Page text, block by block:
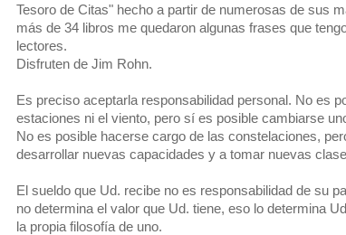
Tesoro de Citas" hecho a partir de numerosas de sus
más de 34 libros me quedaron algunas frases que
lectores.
Disfruten de Jim Rohn.
Es preciso aceptarla responsabilidad personal. No es
estaciones ni el viento, pero sí es posible cambiarse
No es posible hacerse cargo de las constelaciones,
desarrollar nuevas capacidades y a tomar nuevas
El sueldo que Ud. recibe no es responsabilidad de su
no determina el valor que Ud. tiene, eso lo determina
la propia filosofía de uno.